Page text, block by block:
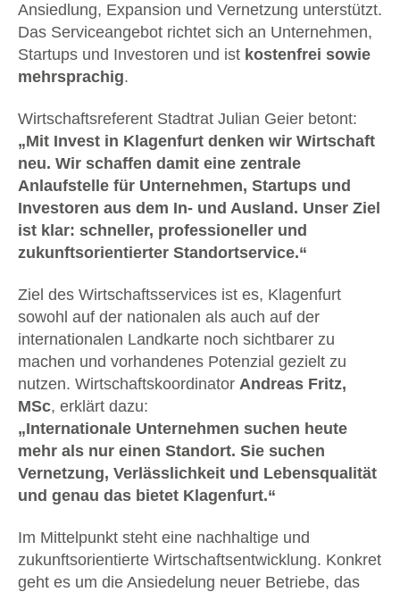
Ansiedlung, Expansion und Vernetzung unterstützt.
Das Serviceangebot richtet sich an Unternehmen,
Startups und Investoren und ist kostenfrei sowie
mehrsprachig.
Wirtschaftsreferent Stadtrat Julian Geier betont:
„Mit Invest in Klagenfurt denken wir Wirtschaft
neu. Wir schaffen damit eine zentrale
Anlaufstelle für Unternehmen, Startups und
Investoren aus dem In- und Ausland. Unser Ziel
ist klar: schneller, professioneller und
zukunftsorientierter Standortservice.“
Ziel des Wirtschaftsservices ist es, Klagenfurt
sowohl auf der nationalen als auch auf der
internationalen Landkarte noch sichtbarer zu
machen und vorhandenes Potenzial gezielt zu
nutzen. Wirtschaftskoordinator Andreas Fritz,
MSc, erklärt dazu:
„Internationale Unternehmen suchen heute
mehr als nur einen Standort. Sie suchen
Vernetzung, Verlässlichkeit und Lebensqualität
und genau das bietet Klagenfurt.“
Im Mittelpunkt steht eine nachhaltige und
zukunftsorientierte Wirtschaftsentwicklung. Konkret
geht es um die Ansiedelung neuer Betriebe, das